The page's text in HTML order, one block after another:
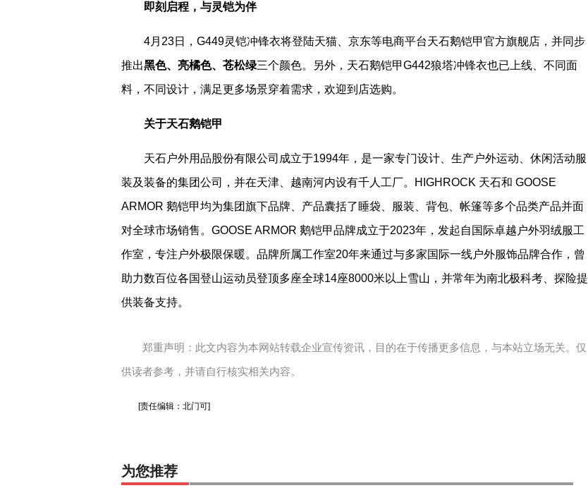
即刻启程， 与灵铠为伴
4月23日，G449灵铠冲锋衣将登陆天猫、京东等电商平台天石鹅铠甲官方旗舰店，并同步
推出黑色、 亮橘色、 苍松绿三个颜色。另外，天石鹅铠甲G442狼塔冲锋衣也已上线、不同面
料，不同设计，满足更多场景穿着需求，欢迎到店选购。
关于天石鹅铠甲
天石户外用品股份有限公司成立于1994年，是一家专门设计、生产户外运动、休闲活动服
装及装备的集团公司，并在天津、越南河内设有千人工厂。HIGHROCK 天石和 GOOSE
ARMOR 鹅铠甲均为集团旗下品牌、产品囊括了睡袋、服装、背包、帐篷等多个品类产品并面
对全球市场销售。GOOSE ARMOR 鹅铠甲品牌成立于2023年，发起自国际卓越户外羽绒服工
作室，专注户外极限保暖。品牌所属工作室20年来通过与多家国际一线户外服饰品牌合作，曾
助力数百位各国登山运动员登顶多座全球14座8000米以上雪山，并常年为南北极科考、探险提
供装备支持。
郑重声明：此文内容为本网站转载企业宣传资讯，目的在于传播更多信息，与本站立场无关。仅
供读者参考，并请自行核实相关内容。
[责任编辑：北门可]
为您推荐